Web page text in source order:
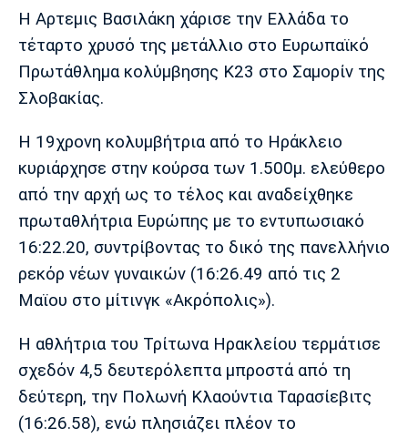
Πολιτισμός
Τραγούδια
Cine Spot
Running
Media
Παρασκήνιο
Πρόγραμμα TV
Ιωνικός Κηφισιά Πανσερραϊκός
Μπαρτσελόνα
Ρεάλ
Μαδρίτης
Ατλέτικο
Μαδρίτης
Μάντσεστερ
Τσέλσι Άρσεναλ
Λίβερπουλ
Μάντσεστερ
Σίτι
Η Αρτεμις Βασιλάκη χάρισε την Ελλάδα το
τέταρτο χρυσό της μετάλλιο στο Ευρωπαϊκό
Πρωτάθλημα κολύμβησης Κ23 στο Σαμορίν της
Σλοβακίας.
Η 19χρονη κολυμβήτρια από το Ηράκλειο
κυριάρχησε στην κούρσα των 1.500μ. ελεύθερο
από την αρχή ως το τέλος και αναδείχθηκε
πρωταθλήτρια Ευρώπης με το εντυπωσιακό
16:22.20, συντρίβοντας το δικό της πανελλήνιο
ρεκόρ νέων γυναικών (16:26.49 από τις 2
Μαϊου στο μίτινγκ «Ακρόπολις»).
Η αθλήτρια του Τρίτωνα Ηρακλείου τερμάτισε
σχεδόν 4,5 δευτερόλεπτα μπροστά από τη
δεύτερη, την Πολωνή Κλαούντια Ταρασίεβιτς
(16:26.58), ενώ πλησιάζει πλέον το